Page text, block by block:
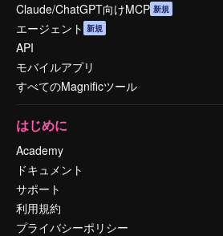
Claude/ChatGPT向けMCP 新規
エージェント 新規
API
モバイルアプリ
すべてのMagnificツール
はじめに
Academy
ドキュメント
サポート
利用規約
プライバシーポリシー